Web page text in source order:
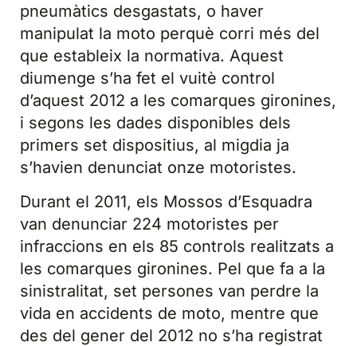
pneumàtics desgastats, o haver
manipulat la moto perquè corri més del
que estableix la normativa. Aquest
diumenge s’ha fet el vuitè control
d’aquest 2012 a les comarques gironines,
i segons les dades disponibles dels
primers set dispositius, al migdia ja
s’havien denunciat onze motoristes.
Durant el 2011, els Mossos d’Esquadra
van denunciar 224 motoristes per
infraccions en els 85 controls realitzats a
les comarques gironines. Pel que fa a la
sinistralitat, set persones van perdre la
vida en accidents de moto, mentre que
des del gener del 2012 no s’ha registrat